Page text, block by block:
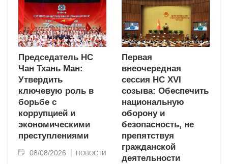
Председатель НС
Чан Тхань Ман:
Утвердить
ключевую роль в
борьбе с
коррупцией и
экономическими
преступлениями
08/08/2026 НОВОСТИ
Первая
внеочередная
сессия НС XVI
созыва: Обеспечить
национальную
оборону и
безопасность, не
препятствуя
гражданской
деятельности